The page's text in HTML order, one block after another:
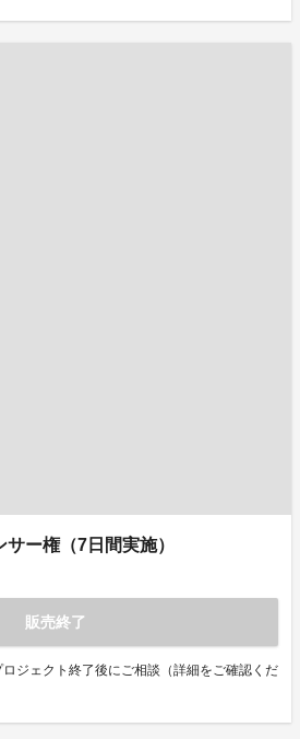
ー権（7日間実施）
販売終了
ジェクト終了後にご相談（詳細をご確認くだ